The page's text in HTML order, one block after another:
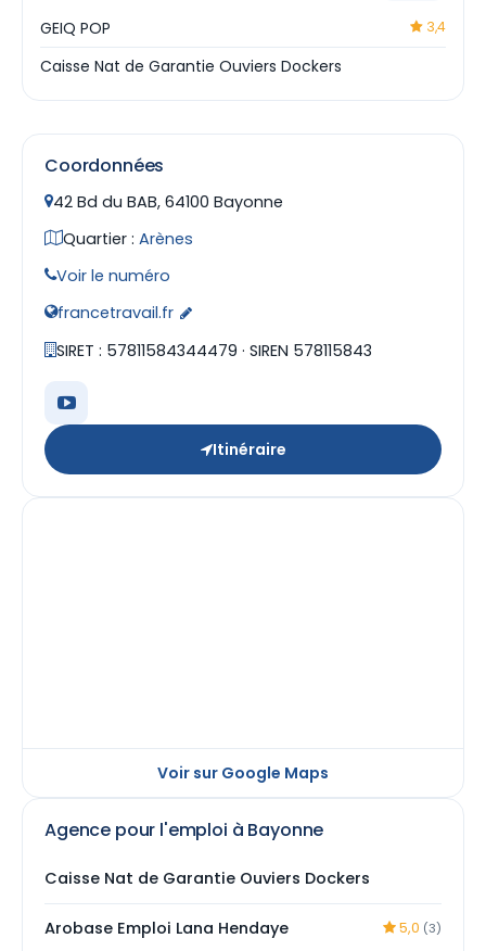
GEIQ POP 3,4
Caisse Nat de Garantie Ouviers Dockers
Coordonnées
42 Bd du BAB, 64100 Bayonne
Quartier : Arènes
Voir le numéro
francetravail.fr
SIRET : 57811584344479 · SIREN 578115843
Itinéraire
Voir sur Google Maps
Agence pour l'emploi à Bayonne
Caisse Nat de Garantie Ouviers Dockers
Arobase Emploi Lana Hendaye 5,0 (3)